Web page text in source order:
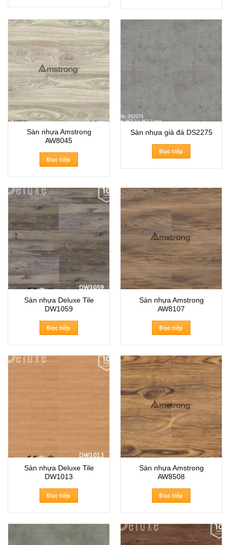
Sàn nhựa Amstrong
AW8045
Đọc tiếp
Sàn nhựa giả đá DS2275
Đọc tiếp
Sàn nhựa Deluxe Tile
DW1059
Đọc tiếp
Sàn nhựa Amstrong
AW8107
Đọc tiếp
Sàn nhựa Deluxe Tile
DW1013
Đọc tiếp
Sàn nhựa Amstrong
AW8508
Đọc tiếp